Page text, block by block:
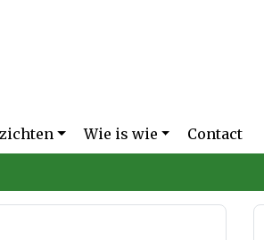
Wie is wie Contact